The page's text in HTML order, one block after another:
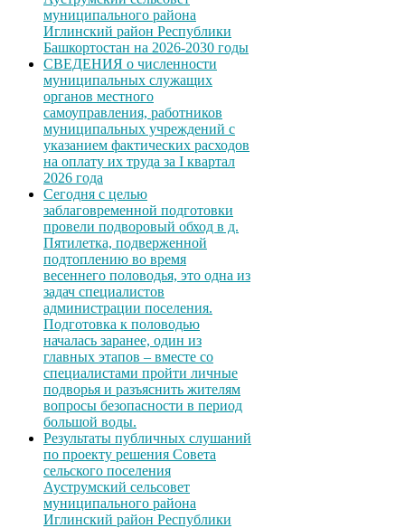
муниципального района
Иглинский район Республики
Башкортостан на 2026-2030 годы
СВЕДЕНИЯ о численности
муниципальных служащих
органов местного
самоуправления, работников
муниципальных учреждений с
указанием фактических расходов
на оплату их труда за I квартал
2026 года
Сегодня с целью
заблаговременной подготовки
провели подворовый обход в д.
Пятилетка, подверженной
подтоплению во время
весеннего половодья, это одна из
задач специалистов
администрации поселения.
Подготовка к половодью
началась заранее, один из
главных этапов – вместе со
специалистами пройти личные
подворья и разъяснить жителям
вопросы безопасности в период
большой воды.
Результаты публичных слушаний
по проекту решения Совета
сельского поселения
Ауструмский сельсовет
муниципального района
Иглинский район Республики